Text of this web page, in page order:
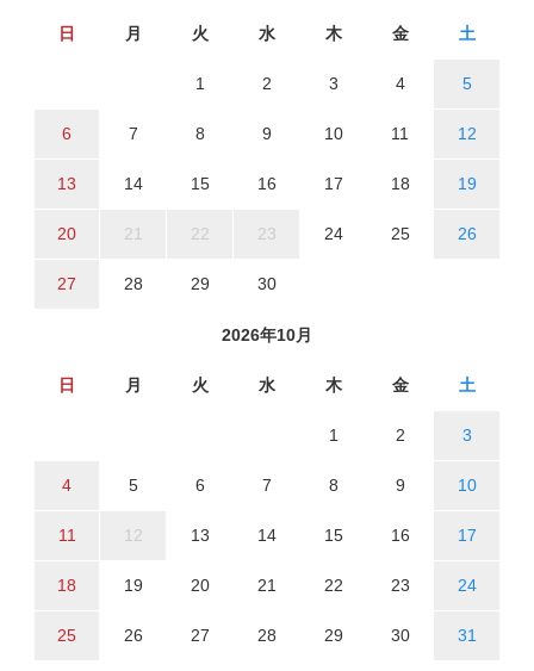
日 月 火 水 木 金 土
1 2 3 4 5
6 7 8 9 10 11 12
13 14 15 16 17 18 19
20 21 22 23 24 25 26
27 28 29 30
2026年10月
日 月 火 水 木 金 土
1 2 3
4 5 6 7 8 9 10
11 12 13 14 15 16 17
18 19 20 21 22 23 24
25 26 27 28 29 30 31